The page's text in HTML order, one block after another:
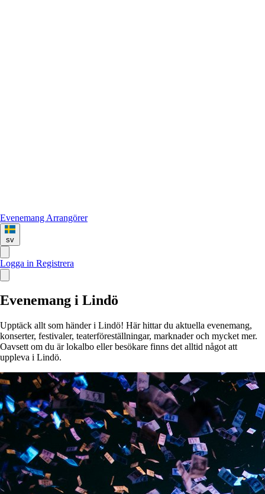
Evenemang Arrangörer
sv
Logga in Registrera
Evenemang i Lindö
Upptäck allt som händer i Lindö! Här hittar du aktuella evenemang,
konserter, festivaler, teaterföreställningar, marknader och mycket mer.
Oavsett om du är lokalbo eller besökare finns det alltid något att
uppleva i Lindö.